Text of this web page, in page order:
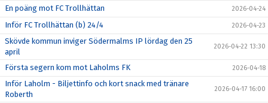
En poäng mot FC Trollhättan 2026-04-24
Inför FC Trollhättan (b) 24/4 2026-04-23
Skövde kommun inviger Södermalms IP lördag den 25
april
2026-04-22 13:30
Första segern kom mot Laholms FK 2026-04-18
Inför Laholm - Biljettinfo och kort snack med tränare
Roberth
2026-04-17 16:00